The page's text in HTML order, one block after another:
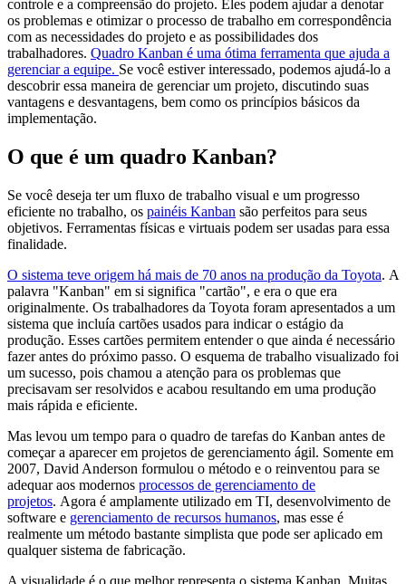
controle e a compreensão do projeto. Eles podem ajudar a denotar
os problemas e otimizar o processo de trabalho em correspondência
com as necessidades do projeto e as possibilidades dos
trabalhadores. Quadro Kanban é uma ótima ferramenta que ajuda a
gerenciar a equipe. Se você estiver interessado, podemos ajudá-lo a
descobrir essa maneira de gerenciar um projeto, discutindo suas
vantagens e desvantagens, bem como os princípios básicos da
implementação.
O que é um quadro Kanban?
Se você deseja ter um fluxo de trabalho visual e um progresso
eficiente no trabalho, os painéis Kanban são perfeitos para seus
objetivos. Ferramentas físicas e virtuais podem ser usadas para essa
finalidade.
O sistema teve origem há mais de 70 anos na produção da Toyota. A
palavra "Kanban" em si significa "cartão", e era o que era
originalmente. Os trabalhadores da Toyota foram apresentados a um
sistema que incluía cartões usados ​​para indicar o estágio da
produção. Esses cartões permitem entender o que ainda é necessário
fazer antes do próximo passo. O esquema de trabalho visualizado foi
um sucesso, pois chamou a atenção para os problemas que
precisavam ser resolvidos e acabou resultando em uma produção
mais rápida e eficiente.
Mas levou um tempo para o quadro de tarefas do Kanban antes de
começar a aparecer em projetos de gerenciamento ágil. Somente em
2007, David Anderson formulou o método e o reinventou para se
adequar aos modernos processos de gerenciamento de
projetos. Agora é amplamente utilizado em TI, desenvolvimento de
software e gerenciamento de recursos humanos, mas esse é
realmente um método bastante simplista que pode ser aplicado em
qualquer sistema de fabricação.